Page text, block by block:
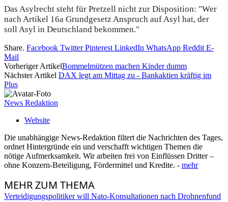
Das Asylrecht steht für Pretzell nicht zur Disposition: "Wer
nach Artikel 16a Grundgesetz Anspruch auf Asyl hat, der
soll Asyl in Deutschland bekommen."
Share. Facebook Twitter Pinterest LinkedIn WhatsApp Reddit E-
Mail
Vorheriger ArtikelBommelmützen machen Kinder dumm
Nächster Artikel DAX legt am Mittag zu - Bankaktien kräftig im
Plus
News Redaktion
Website
Die unabhängige News-Redaktion filtert die Nachrichten des Tages,
ordnet Hintergründe ein und verschafft wichtigen Themen die
nötige Aufmerksamkeit. Wir arbeiten frei von Einflüssen Dritter –
ohne Konzern-Beteiligung, Fördermittel und Kredite. - mehr
MEHRZUM THEMA
Verteidigungspolitiker will Nato-Konsultationen nach Drohnenfund